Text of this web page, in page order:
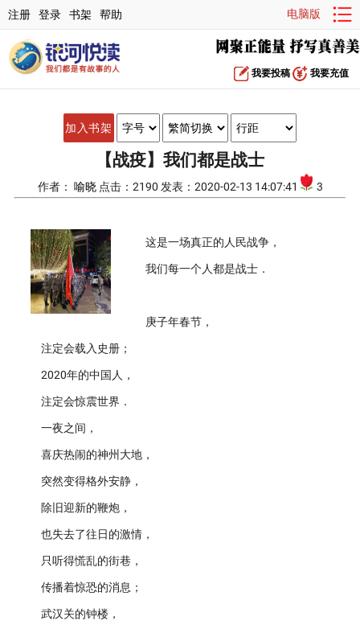
注册 登录 书架 帮助 电脑版
我要投稿 我要充值
加入书架
【战疫】我们都是战士
作者： 喻晓 点击：2190 发表：2020-02-13 14:07:41 3
这是一场真正的人民战争，
我们每一个人都是战士．
庚子年春节，
注定会载入史册；
2020年的中国人，
注定会惊震世界．
一夜之间，
喜庆热闹的神州大地，
突然变得格外安静，
除旧迎新的鞭炮，
也失去了往日的激情，
只听得慌乱的街巷，
传播着惊恐的消息；
武汉关的钟楼，